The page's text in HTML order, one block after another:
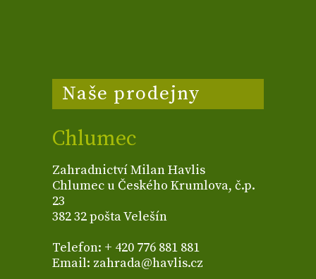
Naše prodejny
Chlumec
Zahradnictví Milan Havlis
Chlumec u Českého Krumlova, č.p.
23
382 32 pošta Velešín
Telefon: + 420 776 881 881
Email: zahrada@havlis.cz